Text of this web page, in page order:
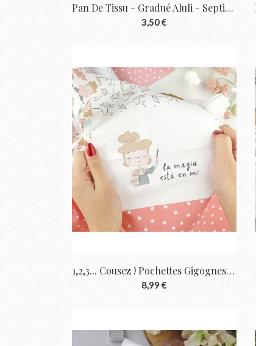
Pan De Tissu - Gradué Aluli - Septiembre |...
3,50 €
1,2,3... Cousez ! Pochettes Gigognes -...
8,99 €